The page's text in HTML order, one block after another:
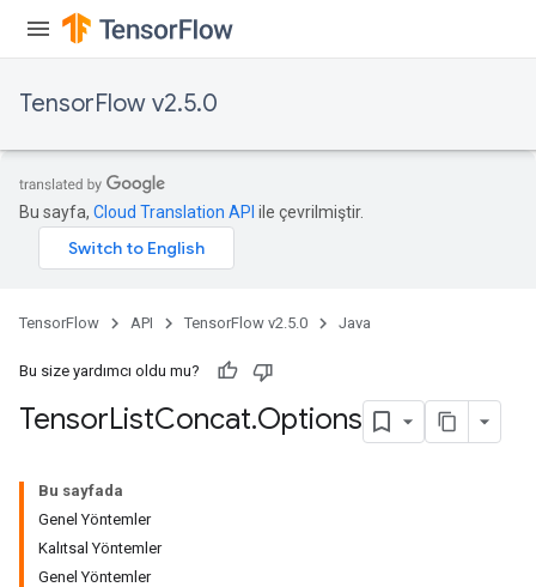
TensorFlow v2.5.0
Bu sayfa, Cloud Translation API ile çevrilmiştir.
TensorFlow API TensorFlow v2.5.0 Java
Bu size yardımcı oldu mu?
TensorListConcat.Options
Bu sayfada
Genel Yöntemler
Kalıtsal Yöntemler
Genel Yöntemler